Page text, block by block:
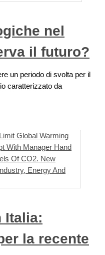
nel
il futuro?
un periodo di svolta per il
caratterizzato da
Italia:
la recente